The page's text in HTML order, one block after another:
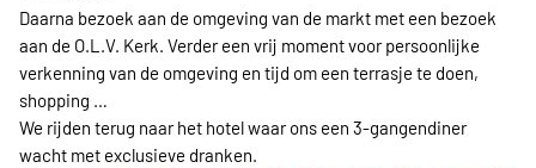
Daarna bezoek aan de omgeving van de markt met een bezoek
aan de O.L.V. Kerk. Verder een vrij moment voor persoonlijke
verkenning van de omgeving en tijd om een terrasje te doen,
shopping …
We rijden terug naar het hotel waar ons een 3-gangendiner
wacht met exclusieve dranken.